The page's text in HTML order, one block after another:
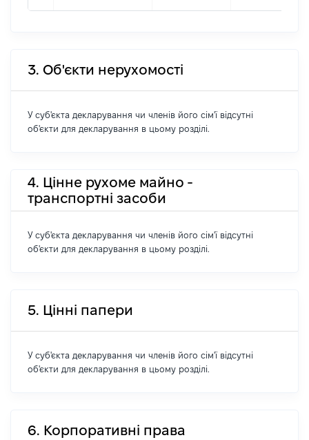
3. Об'єкти нерухомості
У суб'єкта декларування чи членів його сім'ї відсутні
об'єкти для декларування в цьому розділі.
4. Цінне рухоме майно -
транспортні засоби
У суб'єкта декларування чи членів його сім'ї відсутні
об'єкти для декларування в цьому розділі.
5. Цінні папери
У суб'єкта декларування чи членів його сім'ї відсутні
об'єкти для декларування в цьому розділі.
6. Корпоративні права